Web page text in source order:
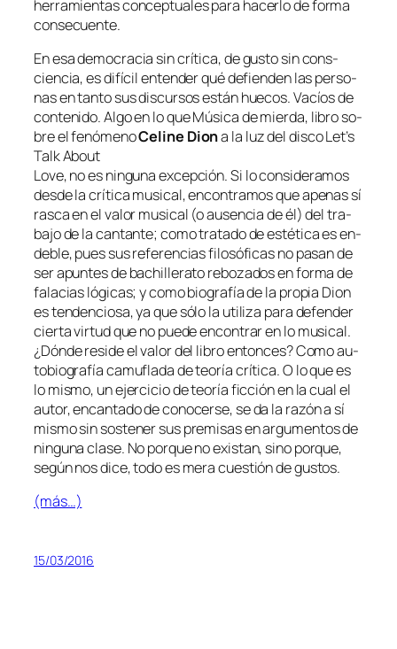
he­rra­mien­tas con­cep­tua­les pa­ra ha­cer­lo de for­ma
consecuente.
En esa de­mo­cra­cia sin crí­ti­ca, de gus­to sin cons­
cien­cia, es di­fí­cil en­ten­der qué de­fien­den las per­so­
nas en tan­to sus dis­cur­sos es­tán hue­cos. Vacíos de
con­te­ni­do. Algo en lo queMúsica de mier­da, li­bro so­
bre el fe­nó­menoCeline Diona la luz del dis­coLet’s
Talk About
Love, no es nin­gu­na ex­cep­ción. Si lo con­si­de­ra­mos
des­de la crí­ti­ca mu­si­cal, en­con­tra­mos que ape­nas sí
ras­ca en el va­lor mu­si­cal (o au­sen­cia de él) del tra­
ba­jo de la can­tan­te; co­mo tra­ta­do de es­té­ti­ca es en­
de­ble, pues sus re­fe­ren­cias fi­lo­só­fi­cas no pa­san de
ser apun­tes de ba­chi­lle­ra­to re­bo­za­dos en for­ma de
fa­la­cias ló­gi­cas; y co­mo bio­gra­fía de la pro­pia Dion
es ten­den­cio­sa, ya que só­lo la uti­li­za pa­ra de­fen­der
cier­ta vir­tud que no pue­de en­con­trar en lo mu­si­cal.
¿Dónde re­si­de el va­lor del li­bro en­ton­ces? Como au­
to­bio­gra­fía ca­mu­fla­da de teo­ría crí­ti­ca. O lo que es
lo mis­mo, un ejer­ci­cio de teo­ría fic­ción en la cual el
au­tor, en­can­ta­do de co­no­cer­se, se da la ra­zón a sí
mis­mo sin sos­te­ner sus pre­mi­sas en ar­gu­men­tos de
nin­gu­na cla­se. No por­que no exis­tan, sino por­que,
se­gún nos di­ce, to­do es me­ra cues­tión de gustos.
(más…)
15/03/2016